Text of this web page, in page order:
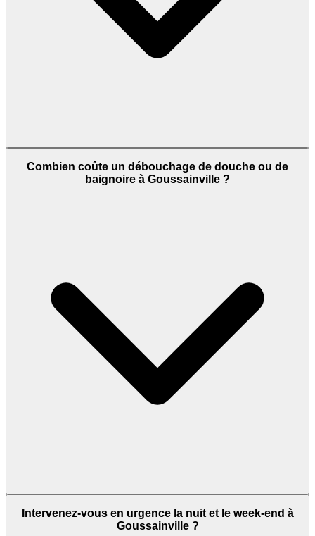
Combien coûte un débouchage de douche ou de
baignoire à Goussainville ?
Intervenez-vous en urgence la nuit et le week-end à
Goussainville ?